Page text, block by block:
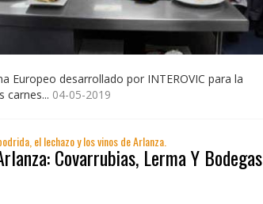
Europeo desarrollado por INTEROVIC para la
carnes... 04-05-2019
el lechazo y los vinos de Arlanza.
Covarrubias, Lerma Y Bodegas